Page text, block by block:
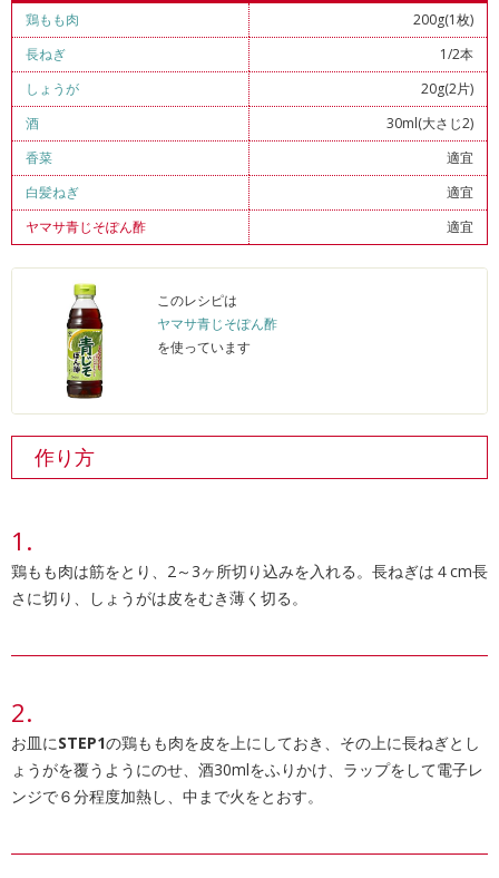
鶏もも肉
200g(1枚)
長ねぎ
1/2本
しょうが
20g(2片)
酒
30ml(大さじ2)
香菜
適宜
白髪ねぎ
適宜
ヤマサ青じそぽん酢
適宜
このレシピは
ヤマサ青じそぽん酢
を使っています
作り方
鶏もも肉は筋をとり、2～3ヶ所切り込みを入れる。長ねぎは４cm長
さに切り、しょうがは皮をむき薄く切る。
お皿にSTEP1の鶏もも肉を皮を上にしておき、その上に長ねぎとし
ょうがを覆うようにのせ、酒30mlをふりかけ、ラップをして電子レ
ンジで６分程度加熱し、中まで火をとおす。